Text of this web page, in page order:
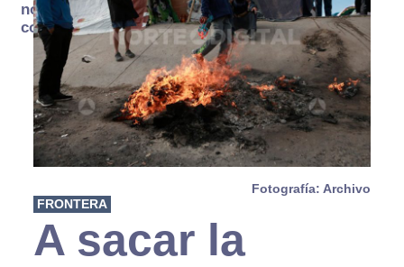
no se
consume
Fotografía: Archivo
FRONTERA
A sacar la